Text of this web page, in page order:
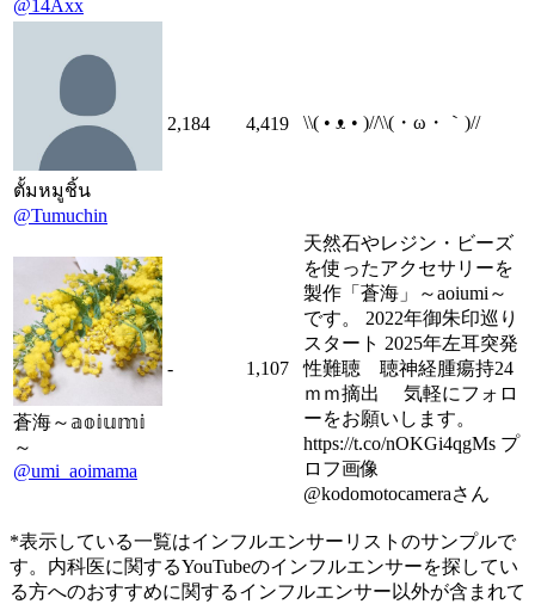
@14Axx
ตั้มหมูชิ้น
@Tumuchin
2,184 4,419 \\( • ᴥ • )//\\(・ω・｀)//
蒼海～𝕒𝕠𝕚𝕦𝕞𝕚
～
@umi_aoimama
- 1,107
天然石やレジン・ビーズ
を使ったアクセサリーを
製作「蒼海」～aoiumi～
です。 2022年御朱印巡り
スタート 2025年左耳突発
性難聴 聴神経腫瘍持24
ｍｍ摘出 気軽にフォロ
ーをお願いします。
https://t.co/nOKGi4qgMs プ
ロフ画像
@kodomotocameraさん
*表示している一覧はインフルエンサーリストのサンプルで
す。内科医に関するYouTubeのインフルエンサーを探してい
る方へのおすすめに関するインフルエンサー以外が含まれて